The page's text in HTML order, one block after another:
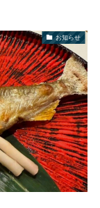
お知らせ